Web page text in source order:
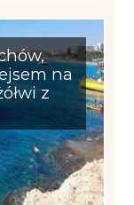
na
z